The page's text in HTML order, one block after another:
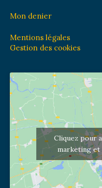
Mon denier
Mentions légales
Gestion des cookies
Cliquez pour
marketing et